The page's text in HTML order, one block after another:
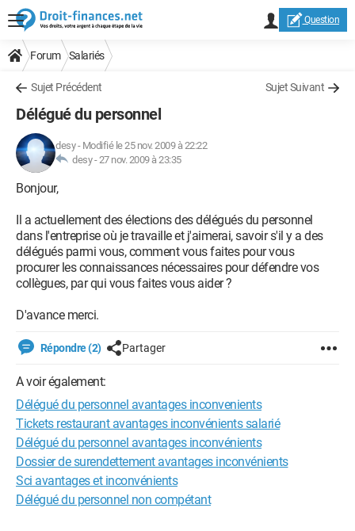
Question
Forum Salariés
Sujet Précédent Sujet Suivant
Délégué du personnel
desy- Modifié le 25 nov. 2009 à 22:22
desy -27 nov. 2009 à 23:35
Bonjour,
Il a actuellement des élections des délégués du personnel
dans l'entreprise où je travaille et j'aimerai, savoir s'il y a des
délégués parmi vous, comment vous faites pour vous
procurer les connaissances nécessaires pour défendre vos
collègues, par qui vous faites vous aider ?
D'avance merci.
Répondre (2) Partager
A voir également:
Délégué du personnel avantages inconvenients
Tickets restaurant avantages inconvénients salarié
Délégué du personnel avantages inconvénients
Dossier de surendettement avantages inconvénients
Sci avantages et inconvénients
Délégué du personnel non compétant